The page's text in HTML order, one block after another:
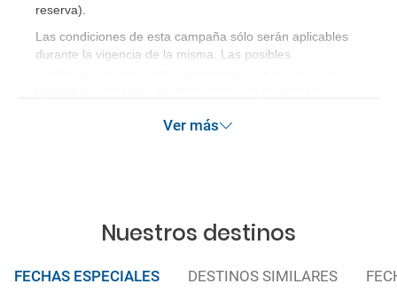
reserva).
Las condiciones de esta campaña sólo serán aplicables
durante la vigencia de la misma. Las posibles
Ver más
Nuestros destinos
FECHAS ESPECIALES DESTINOS SIMILARES